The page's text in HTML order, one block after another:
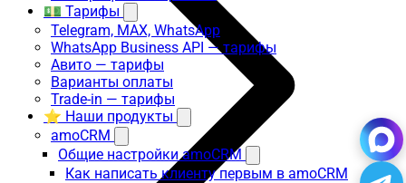
💵 Тарифы
Telegram, MAX, WhatsApp
WhatsApp Business API — тарифы
Авито — тарифы
Варианты оплаты
Trade-in — тарифы
⭐ Наши продукты
amoCRM
Общие настройки amoCRM
Как написать клиенту первым в amoCRM